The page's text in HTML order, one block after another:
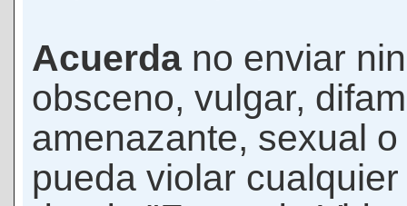
Acuerda no enviar
obsceno, vulgar,
amenazante, sexual
pueda violar